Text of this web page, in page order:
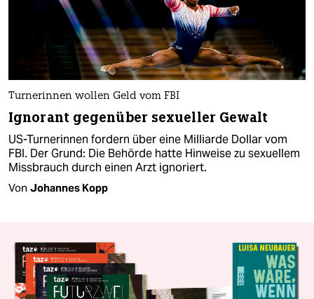
Turnerinnen wollen Geld vom FBI
Ignorant gegenüber sexueller Gewalt
US-Turnerinnen fordern über eine Milliarde Dollar vom
FBI. Der Grund: Die Behörde hatte Hinweise zu sexuellem
Missbrauch durch einen Arzt ignoriert.
Von Johannes Kopp